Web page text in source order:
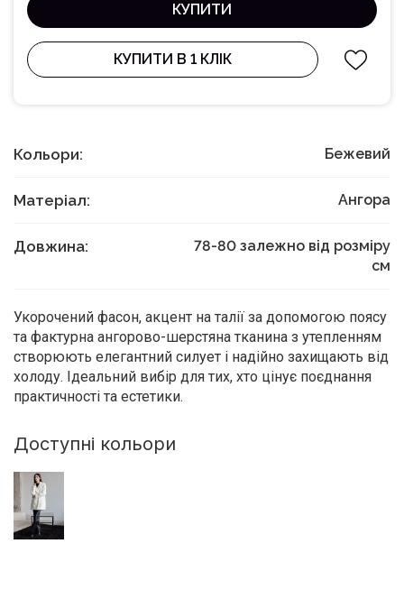
КУПИТИ
КУПИТИ В 1 КЛІК
Кольори: Бежевий
Матеріал: Ангора
Довжина:
78-80 залежно від розміру
см
Укорочений фасон, акцент на талії за допомогою поясу
та фактурна ангорово-шерстяна тканина з утепленням
створюють елегантний силует і надійно захищають від
холоду. Ідеальний вибір для тих, хто цінує поєднання
практичності та естетики.
Доступні кольори